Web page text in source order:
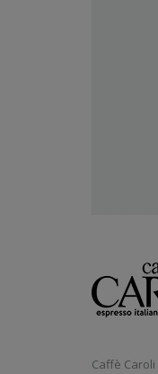
Caffè